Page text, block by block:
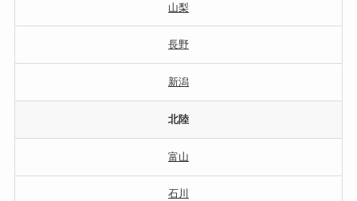
山梨
長野
新潟
北陸
富山
石川